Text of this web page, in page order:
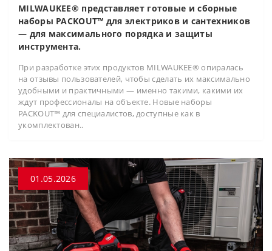
MILWAUKEE® представляет готовые и сборные
наборы PACKOUT™ для электриков и сантехников
— для максимального порядка и защиты
инструмента.
При разработке этих продуктов MILWAUKEE® опиралась
на отзывы пользователей, чтобы сделать их максимально
удобными и практичными — именно такими, какими их
ждут профессионалы на объекте. Новые наборы
PACKOUT™ для специалистов, доступные как в
укомплектован..
01.05.2026